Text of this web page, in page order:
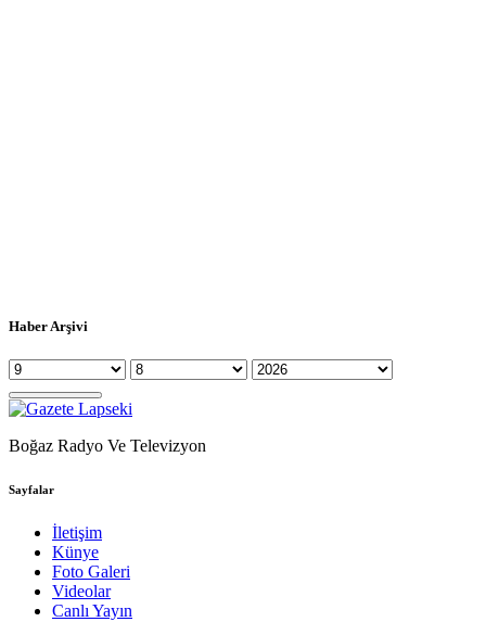
Haber Arşivi
Boğaz Radyo Ve Televizyon
Sayfalar
İletişim
Künye
Foto Galeri
Videolar
Canlı Yayın